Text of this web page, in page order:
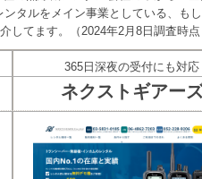
タルをメイン事業としている、も
してます。（2024年2月8日調査時
365日深夜の受付にも対応
ネクストギアー